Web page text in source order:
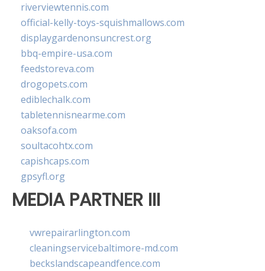
riverviewtennis.com
official-kelly-toys-squishmallows.com
displaygardenonsuncrest.org
bbq-empire-usa.com
feedstoreva.com
drogopets.com
ediblechalk.com
tabletennisnearme.com
oaksofa.com
soultacohtx.com
capishcaps.com
gpsyfl.org
MEDIA PARTNER III
vwrepairarlington.com
cleaningservicebaltimore-md.com
beckslandscapeandfence.com